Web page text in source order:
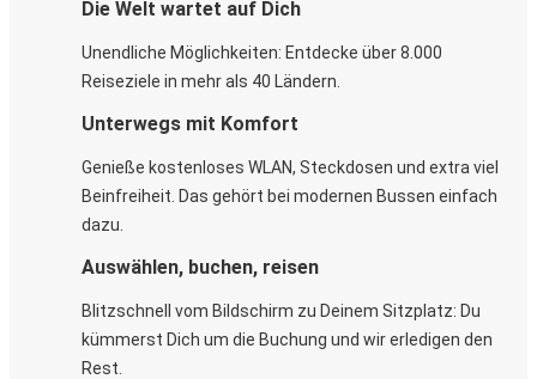
Die Welt wartet auf Dich
Unendliche Möglichkeiten: Entdecke über 8.000
Reiseziele in mehr als 40 Ländern.
Unterwegs mit Komfort
Genieße kostenloses WLAN, Steckdosen und extra viel
Beinfreiheit. Das gehört bei modernen Bussen einfach
dazu.
Auswählen, buchen, reisen
Blitzschnell vom Bildschirm zu Deinem Sitzplatz: Du
kümmerst Dich um die Buchung und wir erledigen den
Rest.